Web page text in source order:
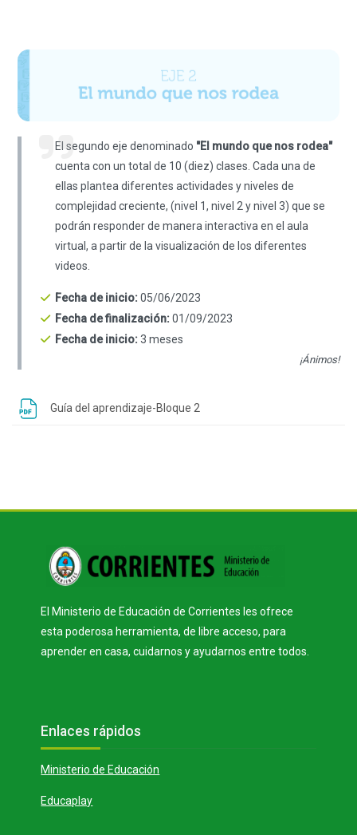
El segundo eje denominado "El mundo que nos rodea"
cuenta con un total de 10 (diez) clases. Cada una de
ellas plantea diferentes actividades y niveles de
complejidad creciente, (nivel 1, nivel 2 y nivel 3) que se
podrán responder de manera interactiva en el aula
virtual, a partir de la visualización de los diferentes
videos.
Fecha de inicio:05/06/2023
Fecha de finalización:01/09/2023
Fecha de inicio:3 meses
¡Ánimos!
Guía del aprendizaje-Bloque 2
El Ministerio de Educación de Corrientes les ofrece
esta poderosa herramienta, de libre acceso, para
aprender en casa, cuidarnos y ayudarnos entre todos.
Bloques
Enlaces rápidos
Ministerio de Educación
Educaplay